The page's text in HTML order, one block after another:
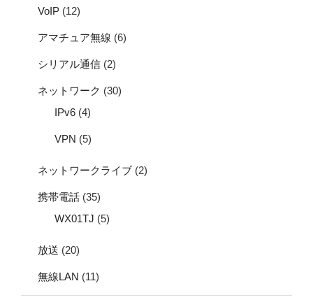
VoIP (12)
アマチュア無線 (6)
シリアル通信 (2)
ネットワーク (30)
IPv6 (4)
VPN (5)
ネットワークライブ (2)
携帯電話 (35)
WX01TJ (5)
放送 (20)
無線LAN (11)